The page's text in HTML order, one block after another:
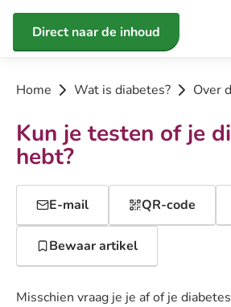
Direct naar de inhoud
Home Wat is diabetes? Over
Kun je testen of je
hebt?
E-mail QR-code
Bewaar artikel
Misschien vraag je je af of je